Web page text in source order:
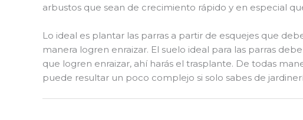
arbustos que sean de crecimiento rápido y en especial
Lo ideal es plantar las parras a partir de esquejes que
manera logren enraizar. El suelo ideal para las parras
que logren enraizar, ahí harás el trasplante. De todas
puede resultar un poco complejo si solo sabes de